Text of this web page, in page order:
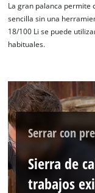
La gran palanca permite
sencilla sin una
18/100 Li se puede
habituales.
Serrar con
Sierra de
trabajos